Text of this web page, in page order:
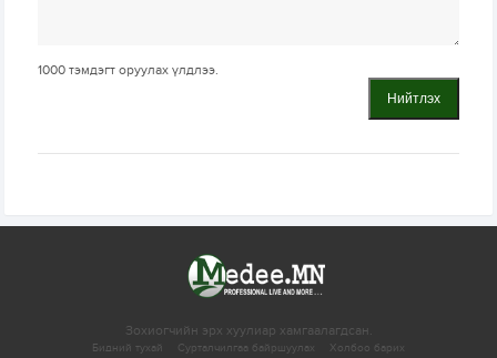
1000 тэмдэгт оруулах үлдлээ.
Нийтлэх
Зохиогчийн эрх хуулиар хамгаалагдсан.
Бидний тухай Сурталчилгаа байршуулах Холбоо барих